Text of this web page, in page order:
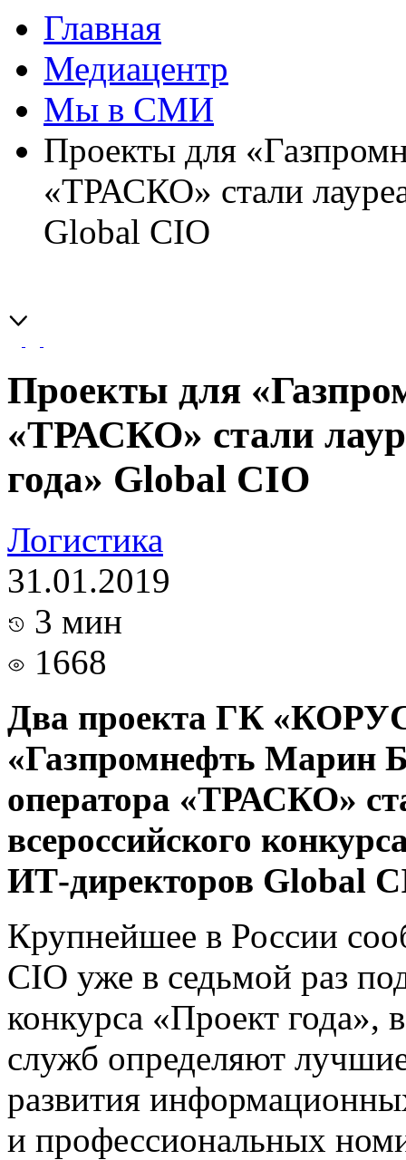
Главная
Медиацентр
Мы в СМИ
Проекты для
«ТРАСКО» стали
Global CIO
Проекты для
«ТРАСКО» стали
года» Global CIO
Логистика
31.01.2019
3 мин
1668
Два проекта ГК
«Газпромнефть Марин
оператора «ТРАСКО»
всероссийского
ИТ-директоров Global
Крупнейшее в России
CIO уже в седьмой раз
конкурса «Проект года»,
служб определяют
развития
и профессиональных